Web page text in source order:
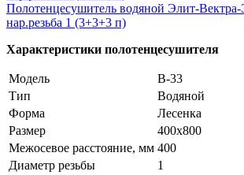
Полотенцесушитель водяной Элит-
нар.резьба 1 (3+3+3 п)
Характеристики полотенцесушителя
Модель
В-33
Тип
Водяной
Форма
Лесенка
Размер
400х800
Межосевое расстояние, мм 400
Диаметр резьбы
1